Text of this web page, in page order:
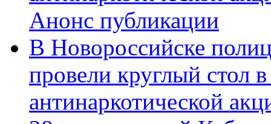
Анонс публикации
В Новороссийске
провели круглый стол
антинаркотической